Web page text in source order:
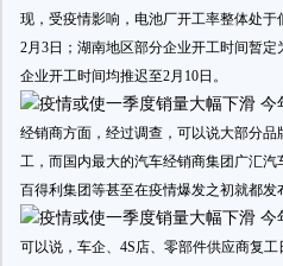
现，受疫情影响，电池厂开工率整体处
2月3日；湖南地区部分企业开工时间暂
企业开工时间均推迟至2月10日。
经销商方面，经过调查，可以说大部分品
工，而国内最大的汽车经销商集团广汇汽
百得利集团等甚至在疫情爆发之初就都发
可以说，车企、4S店、零部件供应商复